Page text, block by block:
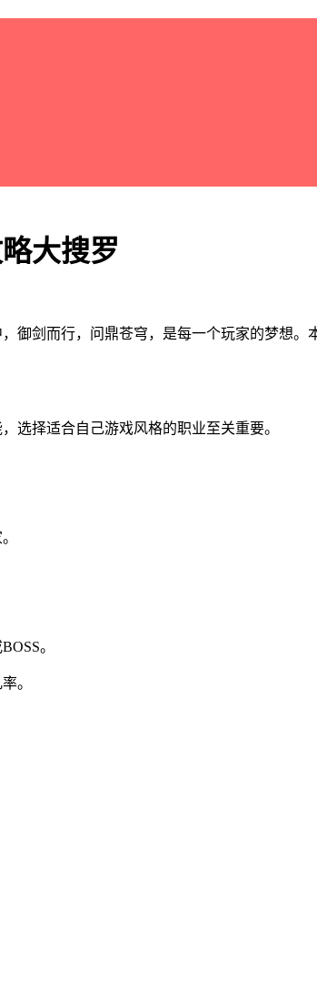
大搜罗
御剑而行，问鼎苍穹，是每一个玩家的梦想。
选择适合自己游戏风格的职业至关重要。
。
。